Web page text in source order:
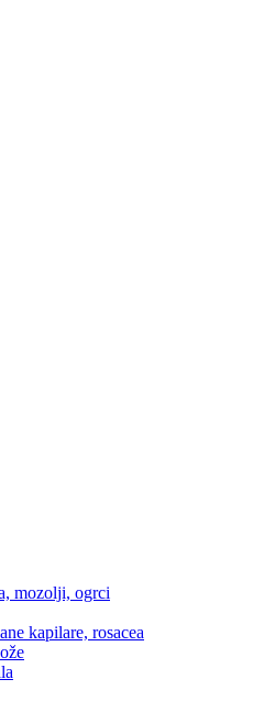
mozolji, ogrci
kapilare, rosacea